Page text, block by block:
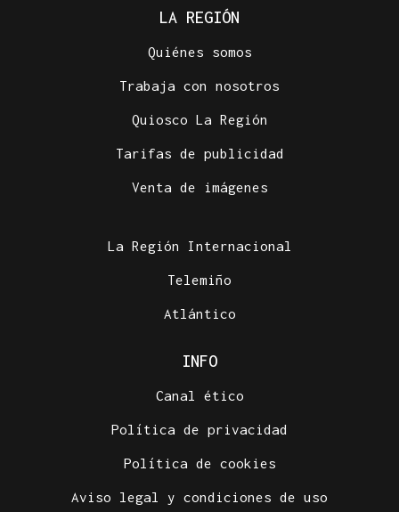
LA REGIÓN
Quiénes somos
Trabaja con nosotros
Quiosco La Región
Tarifas de publicidad
Venta de imágenes
La Región Internacional
Telemiño
Atlántico
INFO
Canal ético
Política de privacidad
Política de cookies
Aviso legal y condiciones de uso